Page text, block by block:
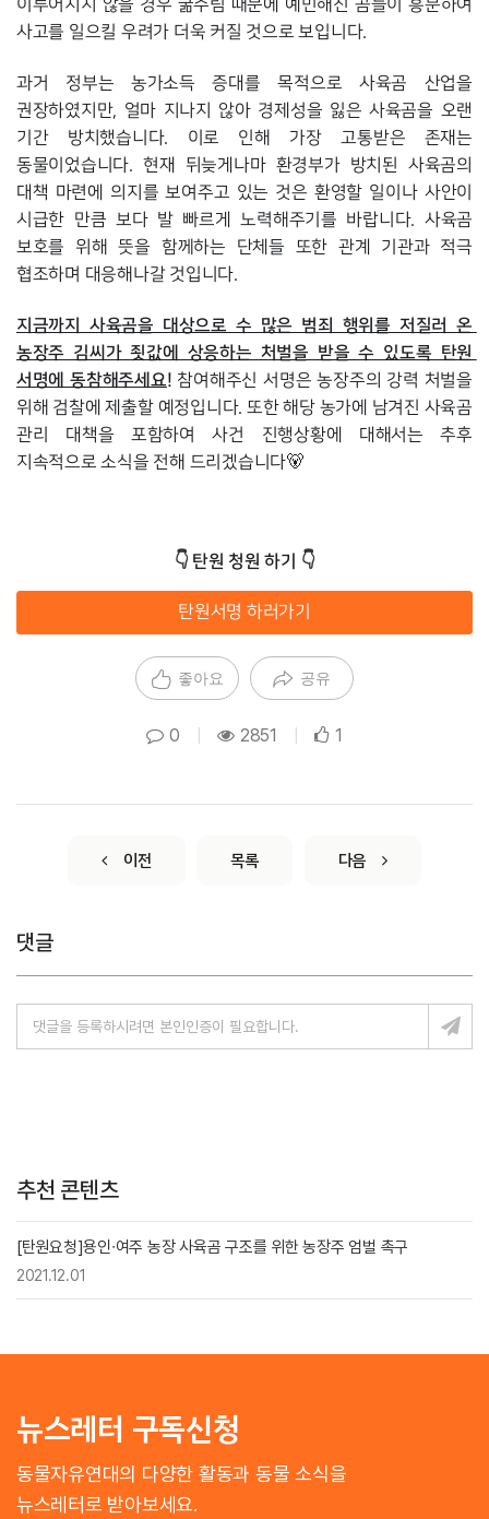
이루어지지 않을 경우 굶주림 때문에 예민해진 곰들이 흥분하여
사고를 일으킬 우려가 더욱 커질 것으로 보입니다.
과거 정부는 농가소득 증대를 목적으로 사육곰 산업을
권장하였지만, 얼마 지나지 않아 경제성을 잃은 사육곰을 오랜
기간 방치했습니다. 이로 인해 가장 고통받은 존재는
동물이었습니다. 현재 뒤늦게나마 환경부가 방치된 사육곰의
대책 마련에 의지를 보여주고 있는 것은 환영할 일이나 사안이
시급한 만큼 보다 발 빠르게 노력해주기를 바랍니다. 사육곰
보호를 위해 뜻을 함께하는 단체들 또한 관계 기관과 적극
협조하며 대응해나갈 것입니다.
지금까지 사육곰을 대상으로 수 많은 범죄 행위를 저질러 온
농장주 김씨가 죗값에 상응하는 처벌을 받을 수 있도록 탄원
서명에 동참해주세요! 참여해주신 서명은 농장주의 강력 처벌을
위해 검찰에 제출할 예정입니다. 또한 해당 농가에 남겨진 사육곰
관리 대책을 포함하여 사건 진행상황에 대해서는 추후
지속적으로 소식을 전해 드리겠습니다🐻
👇 탄원 청원 하기 👇
탄원서명 하러가기
좋아요 공유
0 2851 1
이전 목록 다음
댓글
추천 콘텐츠
[탄원요청]용인∙여주 농장 사육곰 구조를 위한 농장주 엄벌 촉구
2021.12.01
뉴스레터 구독신청
동물자유연대의 다양한 활동과 동물 소식을
뉴스레터로 받아보세요.